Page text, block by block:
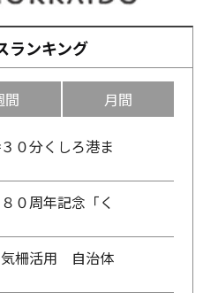
ランキング
間 月間
０分くしろ港ま
０周年記念「く
気柵活用 自治体